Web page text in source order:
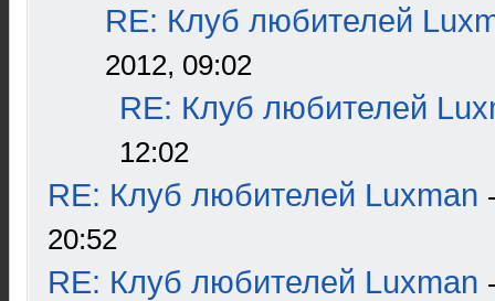
RE: Клуб любителей
2012, 09:02
RE: Клуб любителей
12:02
RE: Клуб любителей Luxman
20:52
RE: Клуб любителей Luxman